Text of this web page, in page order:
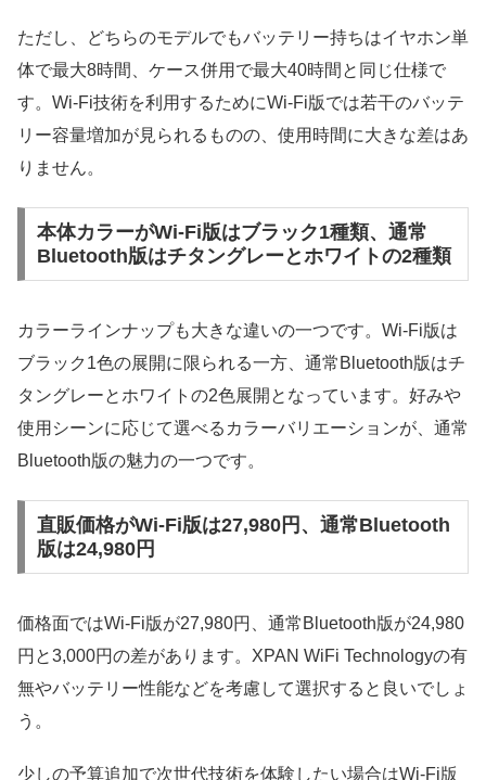
ただし、どちらのモデルでもバッテリー持ちはイヤホン単
体で最大8時間、ケース併用で最大40時間と同じ仕様で
す。Wi-Fi技術を利用するためにWi-Fi版では若干のバッテ
リー容量増加が見られるものの、使用時間に大きな差はあ
りません。
本体カラーがWi-Fi版はブラック1種類、通常
Bluetooth版はチタングレーとホワイトの2種類
カラーラインナップも大きな違いの一つです。Wi-Fi版は
ブラック1色の展開に限られる一方、通常Bluetooth版はチ
タングレーとホワイトの2色展開となっています。好みや
使用シーンに応じて選べるカラーバリエーションが、通常
Bluetooth版の魅力の一つです。
直販価格がWi-Fi版は27,980円、通常Bluetooth
版は24,980円
価格面ではWi-Fi版が27,980円、通常Bluetooth版が24,980
円と3,000円の差があります。XPAN WiFi Technologyの有
無やバッテリー性能などを考慮して選択すると良いでしょ
う。
少しの予算追加で次世代技術を体験したい場合はWi-Fi版